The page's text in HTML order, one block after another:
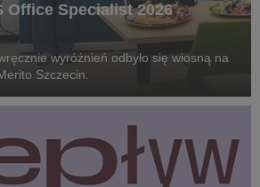
Office Specialist 2026
wyróżnień odbyło się wiosną na
Szczecin.